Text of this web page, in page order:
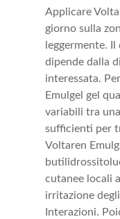
Applicare
giorno sulla
leggermente.
dipende dalla
interessata.
Emulgel gel
variabili tra
sufficienti per
Voltaren
cutanee locali
irritazione
Interazioni.